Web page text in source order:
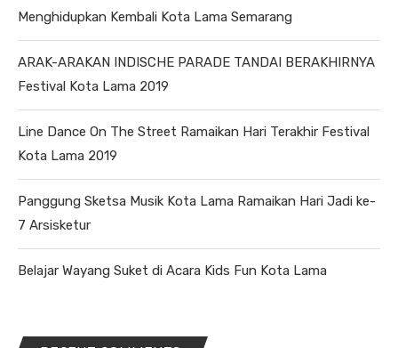
Menghidupkan Kembali Kota Lama Semarang
ARAK-ARAKAN INDISCHE PARADE TANDAI BERAKHIRNYA
Festival Kota Lama 2019
Line Dance On The Street Ramaikan Hari Terakhir Festival
Kota Lama 2019
Panggung Sketsa Musik Kota Lama Ramaikan Hari Jadi ke-
7 Arsisketur
Belajar Wayang Suket di Acara Kids Fun Kota Lama